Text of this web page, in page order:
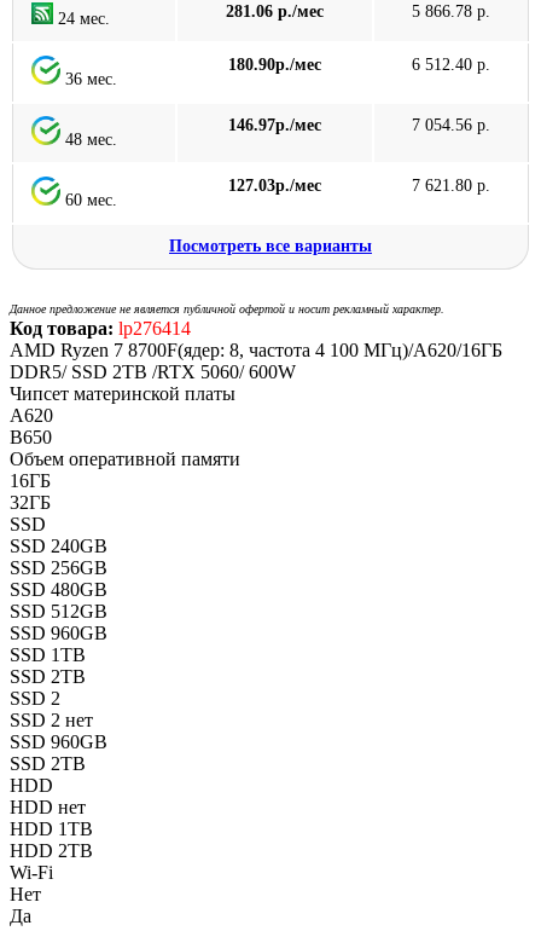
24 мес. 281.06 р./мес 5 866.78 р.
36 мес.
180.90р./мес 6 512.40 р.
48 мес.
146.97р./мес 7 054.56 р.
60 мес.
127.03р./мес 7 621.80 р.
Посмотреть все варианты
Данное предложение не является публичной офертой и носит рекламный характер.
Код товара: lp276414
AMD Ryzen 7 8700F(ядер: 8, частота 4 100 МГц)/A620/16ГБ
DDR5/ SSD 2TB /RTX 5060/ 600W
Чипсет материнской платы
A620
B650
Объем оперативной памяти
16ГБ
32ГБ
SSD
SSD 240GB
SSD 256GB
SSD 480GB
SSD 512GB
SSD 960GB
SSD 1TB
SSD 2TB
SSD 2
SSD 2 нет
SSD 960GB
SSD 2TB
HDD
HDD нет
HDD 1TB
HDD 2TB
Wi-Fi
Нет
Да